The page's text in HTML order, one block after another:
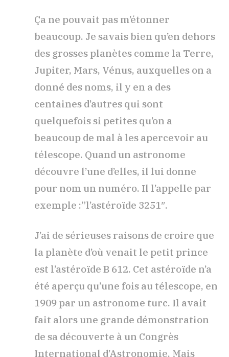
Ça ne pouvait pas m’étonner
beaucoup. Je savais bien qu’en dehors
des grosses planètes comme la Terre,
Jupiter, Mars, Vénus, auxquelles on a
donné des noms, il y en a des
centaines d’autres qui sont
quelquefois si petites qu’on a
beaucoup de mal à les apercevoir au
télescope. Quand un astronome
découvre l’une d’elles, il lui donne
pour nom un numéro. Il l’appelle par
exemple :”l’astéroïde 3251″.
J’ai de sérieuses raisons de croire que
la planète d’où venait le petit prince
est l’astéroïde B 612. Cet astéroïde n’a
été aperçu qu’une fois au télescope, en
1909 par un astronome turc. Il avait
fait alors une grande démonstration
de sa découverte à un Congrès
International d’Astronomie. Mais